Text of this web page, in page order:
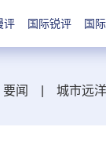
评 国际锐评 国
要闻 城市远洋